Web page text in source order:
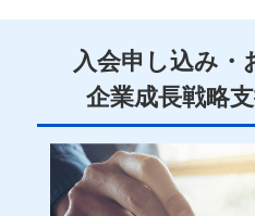
入会申し込み・
企業成長戦略